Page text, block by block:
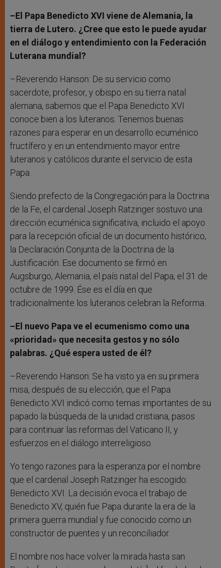
–El Papa Benedicto XVI viene de Alemania, la
tierra de Lutero. ¿Cree que esto le puede ayudar
en el diálogo y entendimiento con la Federación
Luterana mundial?
–Reverendo Hanson: De su servicio como
sacerdote, profesor, y obispo en su tierra natal
alemana, sabemos que el Papa Benedicto XVI
conoce bien a los luteranos. Tenemos buenas
razones para esperar en un desarrollo ecuménico
fructífero y en un entendimiento mayor entre
luteranos y católicos durante el servicio de esta
Papa.
Siendo prefecto de la Congregación para la Doctrina
de la Fe, el cardenal Joseph Ratzinger sostuvo una
dirección ecuménica significativa, incluido el apoyo
para la recepción oficial de un documento histórico,
la Declaración Conjunta de la Doctrina de la
Justificación. Ese documento se firmó en
Augsburgo, Alemania, el país natal del Papa, el 31 de
octubre de 1999. Ése es el día en que
tradicionalmente los luteranos celebran la Reforma.
–El nuevo Papa ve el ecumenismo como una
«prioridad» que necesita gestos y no sólo
palabras. ¿Qué espera usted de él?
–Reverendo Hanson: Se ha visto ya en su primera
misa, después de su elección, que el Papa
Benedicto XVI indicó como temas importantes de su
papado la búsqueda de la unidad cristiana, pasos
para continuar las reformas del Vaticano II, y
esfuerzos en el diálogo interreligioso.
Yo tengo razones para la esperanza por el nombre
que el cardenal Joseph Ratzinger ha escogido:
Benedicto XVI. La decisión evoca el trabajo de
Benedicto XV, quién fue Papa durante la era de la
primera guerra mundial y fue conocido como un
constructor de puentes y un reconciliador.
El nombre nos hace volver la mirada hasta san